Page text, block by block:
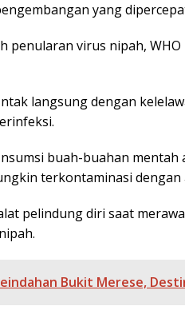
yang
penularan virus nipah,
langsung dengan
buah-buahan
terkontaminasi
pelindung diri saat
Bukit Merese,